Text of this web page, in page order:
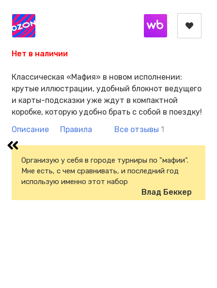
Нет в наличии
Классическая «Мафия» в новом исполнении:
крутые иллюстрации, удобный блокнот ведущего
и карты-подсказки уже ждут в компактной
коробке, которую удобно брать с собой в поездку!
Описание
Правила Все отзывы 1
Организую у себя в городе турниры по "мафии".
Мне есть, с чем сравнивать, и последний год
использую именно этот набор
Влад Беккер